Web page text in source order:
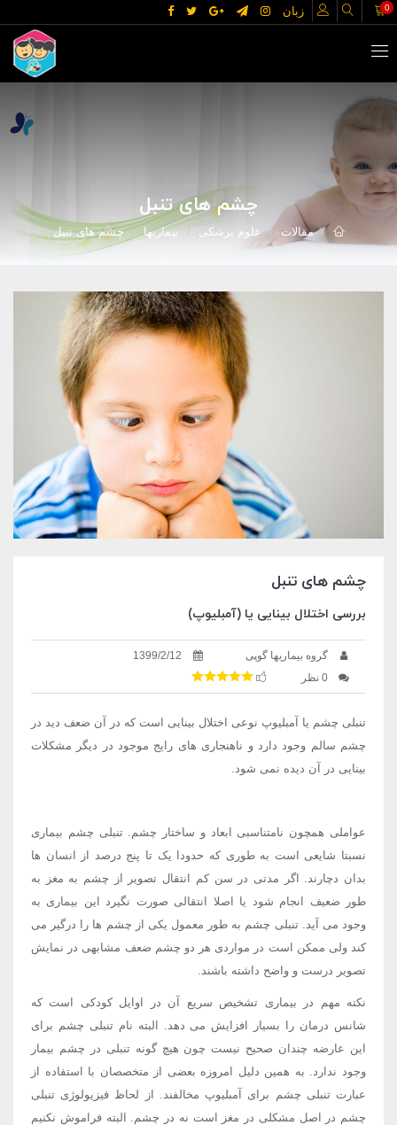
زبان 0
چشم های تنبل
مقالات علوم پزشکی بیماریها چشم های تنبل
چشم های تنبل
بررسی اختلال بینایی یا (آمبلیوپ)
گروه بیماریها گوپی
1399/2/12
0 نظر
تنبلی چشم یا آمبلیوپ نوعی اختلال بینایی است که در آن ضعف دید در
چشم سالم وجود دارد و ناهنجاری های رایج موجود در دیگر مشکلات
بینایی در آن دیده نمی شود.
عواملی همچون نامتناسبی ابعاد و ساختار چشم. تنبلی چشم بیماری
نسبتا شایعی است به طوری که حدودا یک تا پنج درصد از انسان ها
بدان دچارند. اگر مدتی در سن کم انتقال تصویر از چشم به مغز به
طور ضعیف انجام شود یا اصلا انتقالی صورت نگیرد این بیماری به
وجود می آید. تنبلی چشم به طور معمول یکی از چشم ها را درگیر می
کند ولی ممکن است در مواردی هر دو چشم ضعف مشابهی در نمایش
تصویر درست و واضح داشته باشند.
نکته مهم در بیماری تشخیص سریع آن در اوایل کودکی است که
شانس درمان را بسیار افزایش می دهد. البته نام تنبلی چشم برای
این عارضه چندان صحیح نیست چون هیچ گونه تنبلی در چشم بیمار
وجود ندارد. به همین دلیل امروزه بعضی از متخصصان با استفاده از
عبارت تنبلی چشم برای آمبلیوپ مخالفند. از لحاظ فیزیولوژی تنبلی
چشم در اصل مشکلی در مغز است نه در چشم. البته فراموش نکنیم